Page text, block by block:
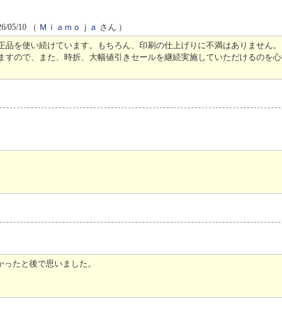
05/10 （ Ｍｉａｍｏｊａ さん ）
を使い続けています。もちろん、印刷の仕上げりに不満はありません。
ので、また、時折、大幅値引きセールを継続実施していただけるのを
たと後で思いました。